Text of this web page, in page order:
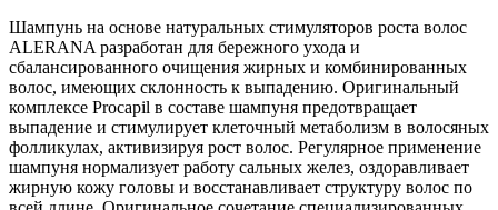
Шампунь на основе натуральных стимуляторов роста волос
ALERANA разработан для бережного ухода и
сбалансированного очищения жирных и комбинированных
волос, имеющих склонность к выпадению. Оригинальный
комплексе Procapil в составе шампуня предотвращает
выпадение и стимулирует клеточный метаболизм в волосяных
фолликулах, активизируя рост волос. Регулярное применение
шампуня нормализует работу сальных желез, оздоравливает
жирную кожу головы и восстанавливает структуру волос по